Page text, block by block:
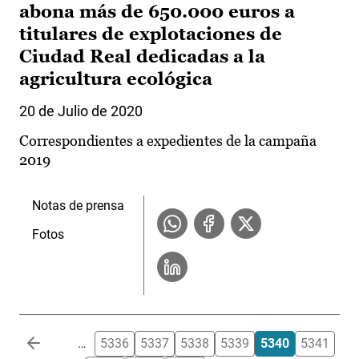
abona más de 650.000 euros a
titulares de explotaciones de
Ciudad Real dedicadas a la
agricultura ecológica
20 de Julio de 2020
Correspondientes a expedientes de la campaña
2019
Notas de prensa
Fotos
Paginación … 5336 5337 5338 5339 5340 5341